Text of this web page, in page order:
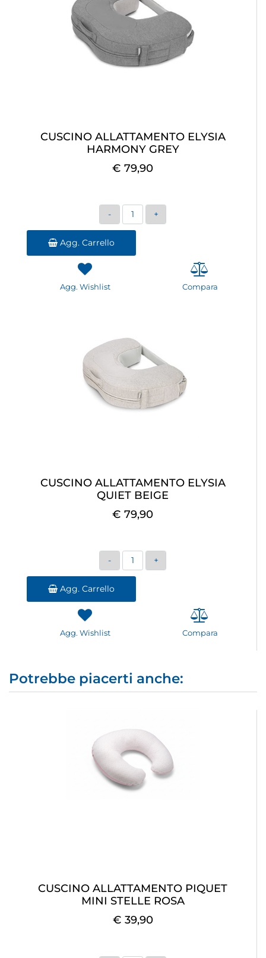
CUSCINO ALLATTAMENTO ELYSIA
HARMONY GREY
€ 79,90
Quantità
Agg. Carrello
Agg. Wishlist Compara
CUSCINO ALLATTAMENTO ELYSIA
QUIET BEIGE
€ 79,90
Quantità
Agg. Carrello
Agg. Wishlist Compara
Potrebbe piacerti anche:
CUSCINO ALLATTAMENTO PIQUET
MINI STELLE ROSA
€ 39,90